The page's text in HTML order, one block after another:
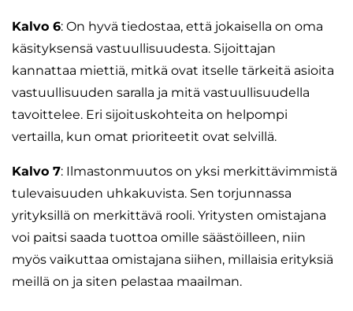
Kalvo 6: On hyvä tiedostaa, että jokaisella on oma
käsityksensä vastuullisuudesta. Sijoittajan
kannattaa miettiä, mitkä ovat itselle tärkeitä asioita
vastuullisuuden saralla ja mitä vastuullisuudella
tavoittelee. Eri sijoituskohteita on helpompi
vertailla, kun omat prioriteetit ovat selvillä.
Kalvo 7: Ilmastonmuutos on yksi merkittävimmistä
tulevaisuuden uhkakuvista. Sen torjunnassa
yrityksillä on merkittävä rooli. Yritysten omistajana
voi paitsi saada tuottoa omille säästöilleen, niin
myös vaikuttaa omistajana siihen, millaisia erityksiä
meillä on ja siten pelastaa maailman.